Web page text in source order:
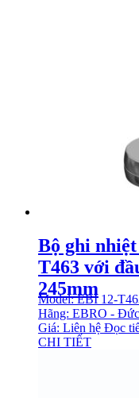
Bộ ghi
T463 với
245mm
Model: EBI 12-
Hãng: EBRO - Đức
Giá: Liên hệ Đọc
CHI TIẾT